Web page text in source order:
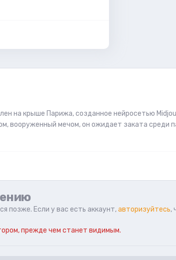
на крыше Парижа, созданное нейросетью
вооруженный мечом, он ожидает заката среди
позже. Если у вас есть аккаунт,авторизуйтесь,
прежде чем станет видимым.